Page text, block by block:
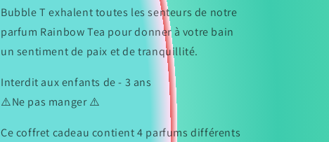
Bubble T exhalent toutes les senteurs de notre
parfum Rainbow Tea pour donner à votre bain
un sentiment de paix et de tranquillité.
Interdit aux enfants de - 3 ans
⚠️Ne pas manger ⚠️
Ce coffret cadeau contient 4 parfums différents